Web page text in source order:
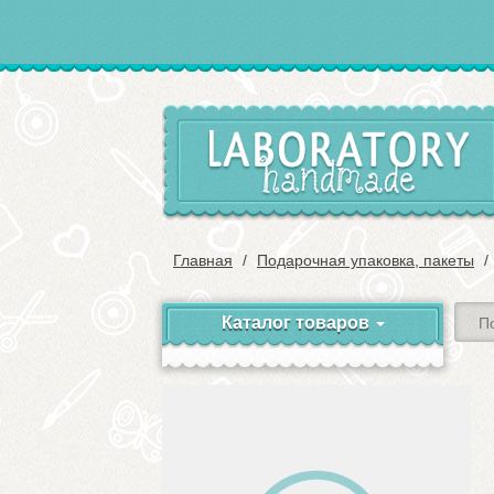
Главная Подарочная упаковка, пакеты
Каталог товаров